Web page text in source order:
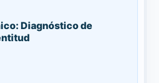
Diagnóstico de